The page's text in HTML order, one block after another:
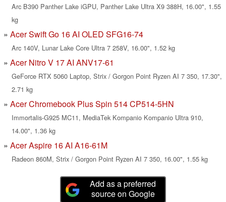
Arc B390 Panther Lake iGPU, Panther Lake Ultra X9 388H, 16.00", 1.55
kg
Acer Swift Go 16 AI OLED SFG16-74
Arc 140V, Lunar Lake Core Ultra 7 258V, 16.00", 1.52 kg
Acer Nitro V 17 AI ANV17-61
GeForce RTX 5060 Laptop, Strix / Gorgon Point Ryzen AI 7 350, 17.30",
2.71 kg
Acer Chromebook Plus Spin 514 CP514-5HN
Immortalis-G925 MC11, MediaTek Kompanio Kompanio Ultra 910,
14.00", 1.36 kg
Acer Aspire 16 AI A16-61M
Radeon 860M, Strix / Gorgon Point Ryzen AI 7 350, 16.00", 1.55 kg
Add as a preferred
source on Google